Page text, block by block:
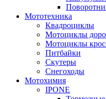
Мототехника
Квадроциклы
Мотоциклы
Мотоциклы
Питбайки
Скутеры
Снегоходы
Мотохимия
IPONE